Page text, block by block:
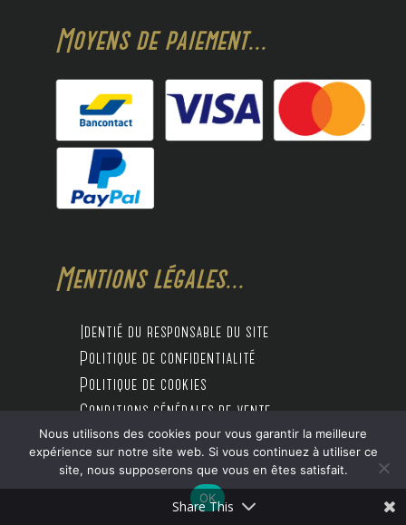
Moyens de paiement...
Mentions légales...
Identié du responsable du site
Politique de confidentialité
Politique de cookies
Conditions générales de vente
Design by Digitalife
Share This
Nous utilisons des cookies pour vous garantir la meilleure
expérience sur notre site web. Si vous continuez à utiliser ce
site, nous supposerons que vous en êtes satisfait.
OK